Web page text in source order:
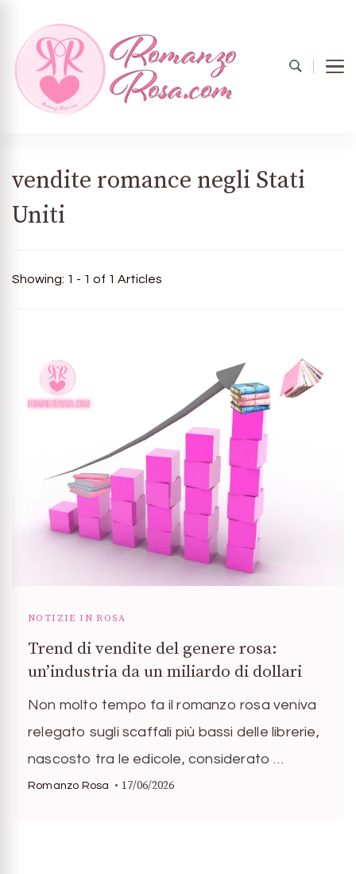
Romanzo
rosa.com
vendite romance negli Stati
Uniti
Showing: 1 - 1 of 1 Articles
NOTIZIE IN ROSA
Trend di vendite del genere rosa:
un’industria da un miliardo di dollari
Non molto tempo fa il romanzo rosa veniva
relegato sugli scaffali più bassi delle librerie,
nascosto tra le edicole, considerato …
Romanzo Rosa 17/06/2026